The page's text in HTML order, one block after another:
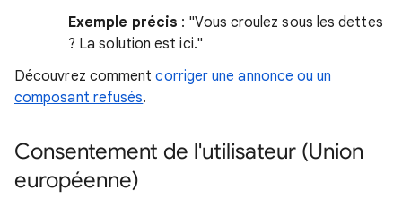
Exemple précis : "Vous croulez sous les dettes
? La solution est ici."
Découvrez commentcorriger une annonce ou un
composant refusés.
Consentement de l'utilisateur (Union
européenne)